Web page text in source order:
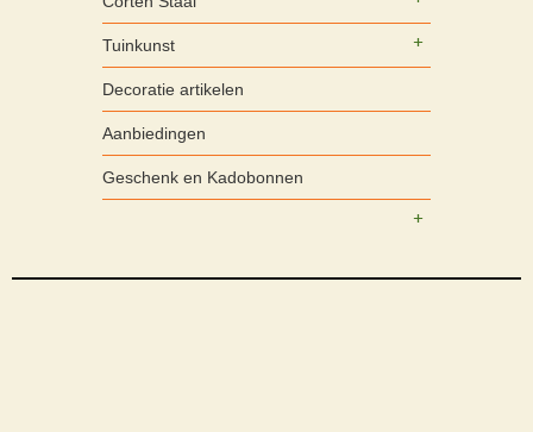
Tuinkunst
Decoratie artikelen
Aanbiedingen
Geschenk en Kadobonnen